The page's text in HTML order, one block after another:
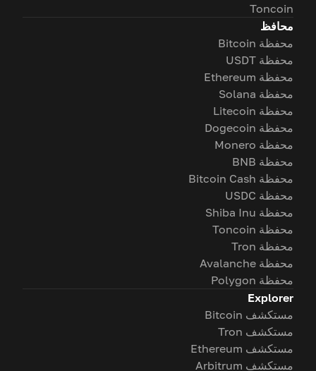
Toncoin
محافظ
محفظة Bitcoin
محفظة USDT
محفظة Ethereum
محفظة Solana
محفظة Litecoin
محفظة Dogecoin
محفظة Monero
محفظة BNB
محفظة Bitcoin Cash
محفظة USDC
محفظة Shiba Inu
محفظة Toncoin
محفظة Tron
محفظة Avalanche
محفظة Polygon
Explorer
مستكشف Bitcoin
مستكشف Tron
مستكشف Ethereum
مستكشف Arbitrum